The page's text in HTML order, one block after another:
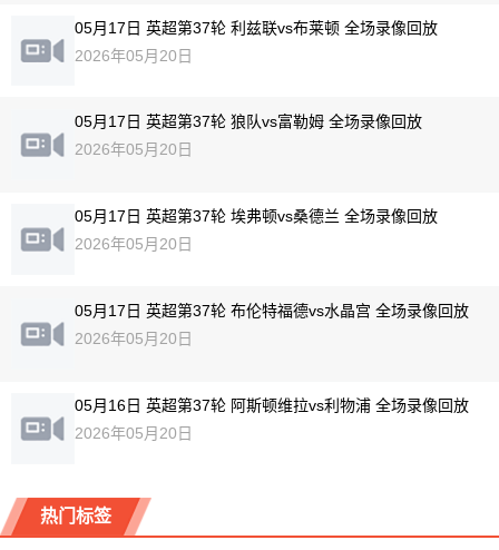
05月17日 英超第37轮 利兹联vs布莱顿 全场录像回放
2026年05月20日
05月17日 英超第37轮 狼队vs富勒姆 全场录像回放
2026年05月20日
05月17日 英超第37轮 埃弗顿vs桑德兰 全场录像回放
2026年05月20日
05月17日 英超第37轮 布伦特福德vs水晶宫 全场录像回放
2026年05月20日
05月16日 英超第37轮 阿斯顿维拉vs利物浦 全场录像回放
2026年05月20日
热门标签